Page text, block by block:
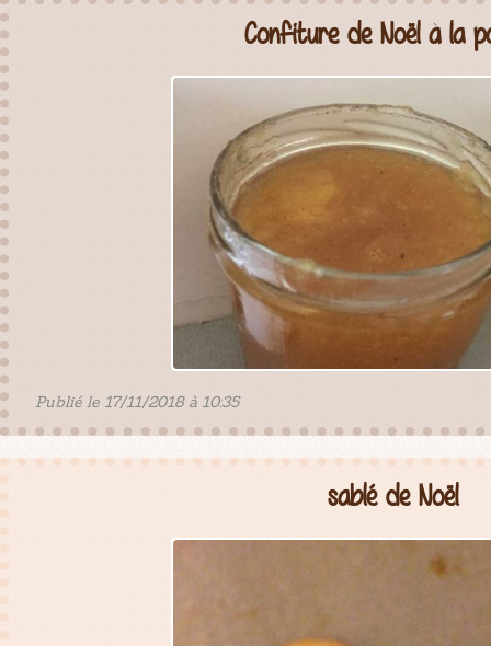
Confiture de Noël à la
Publié le 17/11/2018 à 10:35
sablé de Noël